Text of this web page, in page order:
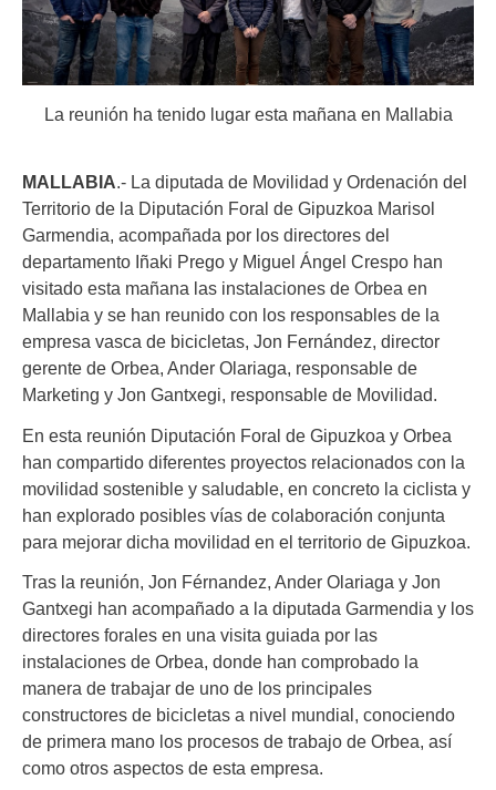
La reunión ha tenido lugar esta mañana en Mallabia
MALLABIA.- La diputada de Movilidad y Ordenación del
Territorio de la Diputación Foral de Gipuzkoa Marisol
Garmendia, acompañada por los directores del
departamento Iñaki Prego y Miguel Ángel Crespo han
visitado esta mañana las instalaciones de Orbea en
Mallabia y se han reunido con los responsables de la
empresa vasca de bicicletas, Jon Fernández, director
gerente de Orbea, Ander Olariaga, responsable de
Marketing y Jon Gantxegi, responsable de Movilidad.
En esta reunión Diputación Foral de Gipuzkoa y Orbea
han compartido diferentes proyectos relacionados con la
movilidad sostenible y saludable, en concreto la ciclista y
han explorado posibles vías de colaboración conjunta
para mejorar dicha movilidad en el territorio de Gipuzkoa.
Tras la reunión, Jon Férnandez, Ander Olariaga y Jon
Gantxegi han acompañado a la diputada Garmendia y los
directores forales en una visita guiada por las
instalaciones de Orbea, donde han comprobado la
manera de trabajar de uno de los principales
constructores de bicicletas a nivel mundial, conociendo
de primera mano los procesos de trabajo de Orbea, así
como otros aspectos de esta empresa.